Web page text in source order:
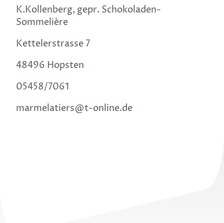
K.Kollenberg, gepr. Schokoladen-
Sommelière
Kettelerstrasse 7
48496 Hopsten
05458/7061
marmelatiers@t-online.de